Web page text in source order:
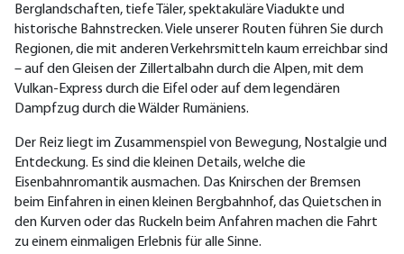
Berglandschaften, tiefe Täler, spektakuläre Viadukte und
historische Bahnstrecken. Viele unserer Routen führen Sie durch
Regionen, die mit anderen Verkehrsmitteln kaum erreichbar sind
– auf den Gleisen der Zillertalbahn durch die Alpen, mit dem
Vulkan-Express durch die Eifel oder auf dem legendären
Dampfzug durch die Wälder Rumäniens.
Der Reiz liegt im Zusammenspiel von Bewegung, Nostalgie und
Entdeckung. Es sind die kleinen Details, welche die
Eisenbahnromantik ausmachen. Das Knirschen der Bremsen
beim Einfahren in einen kleinen Bergbahnhof, das Quietschen in
den Kurven oder das Ruckeln beim Anfahren machen die Fahrt
zu einem einmaligen Erlebnis für alle Sinne.